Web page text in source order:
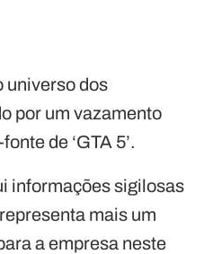
universo dos
por um vazamento
de ‘GTA 5’.
informações sigilosas
mais um
a empresa neste